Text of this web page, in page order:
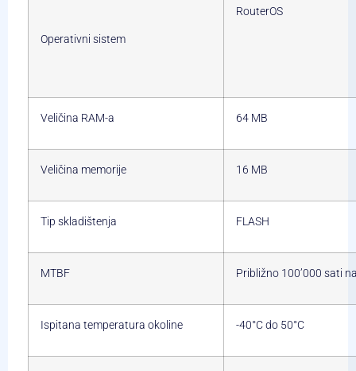
Operativni sistem
RouterOS
Veličina RAM-a 64 MB
Veličina memorije 16 MB
Tip skladištenja FLASH
MTBF Približno 100’000 sati
Ispitana temperatura okoline -40°C do 50°C